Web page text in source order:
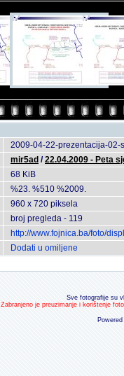
2009-04-22-prezentacija-02-
mir5ad /22.04.2009 - Peta
68 KiB
%23. %510 %2009.
960 x 720 piksela
broj pregleda - 119
http://www.fojnica.ba/foto/
Dodati u omiljene
Sve fotografije su
Zabranjeno je preuzimanje i korištenje